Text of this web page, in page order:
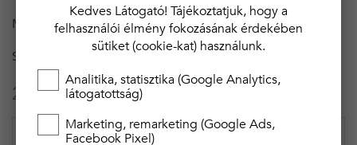
MÉRET M
SZÍN
2 990 Ft
Kedves Látogató! Tájékoztatjuk, hogy a
felhasználói élmény fokozásának érdekében
sütiket (cookie-kat) használunk.
Analitika, statisztika (Google Analytics,
látogatottság)
Marketing, remarketing (Google Ads,
Facebook Pixel)